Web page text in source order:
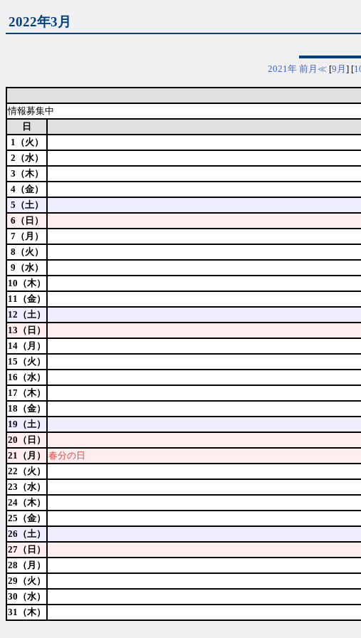
2022年3月
2021年 前月≪[9月 ] [
情報募集中
日
1（火）
2（水）
3（木）
4（金）
5（土）
6（日）
7（月）
8（火）
9（水）
10（木）
11（金）
12（土）
13（日）
14（月）
15（火）
16（水）
17（木）
18（金）
19（土）
20（日）
21（月）
春分の日
22（火）
23（水）
24（木）
25（金）
26（土）
27（日）
28（月）
29（火）
30（水）
31（木）